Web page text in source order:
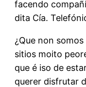
facendo
dita Cía.
¿Que non
sitios moito
que é iso de
querer disfrutar